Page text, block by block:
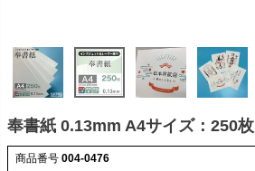
奉書紙 0.13mm A4サイズ：250枚
商品番号 004-0476